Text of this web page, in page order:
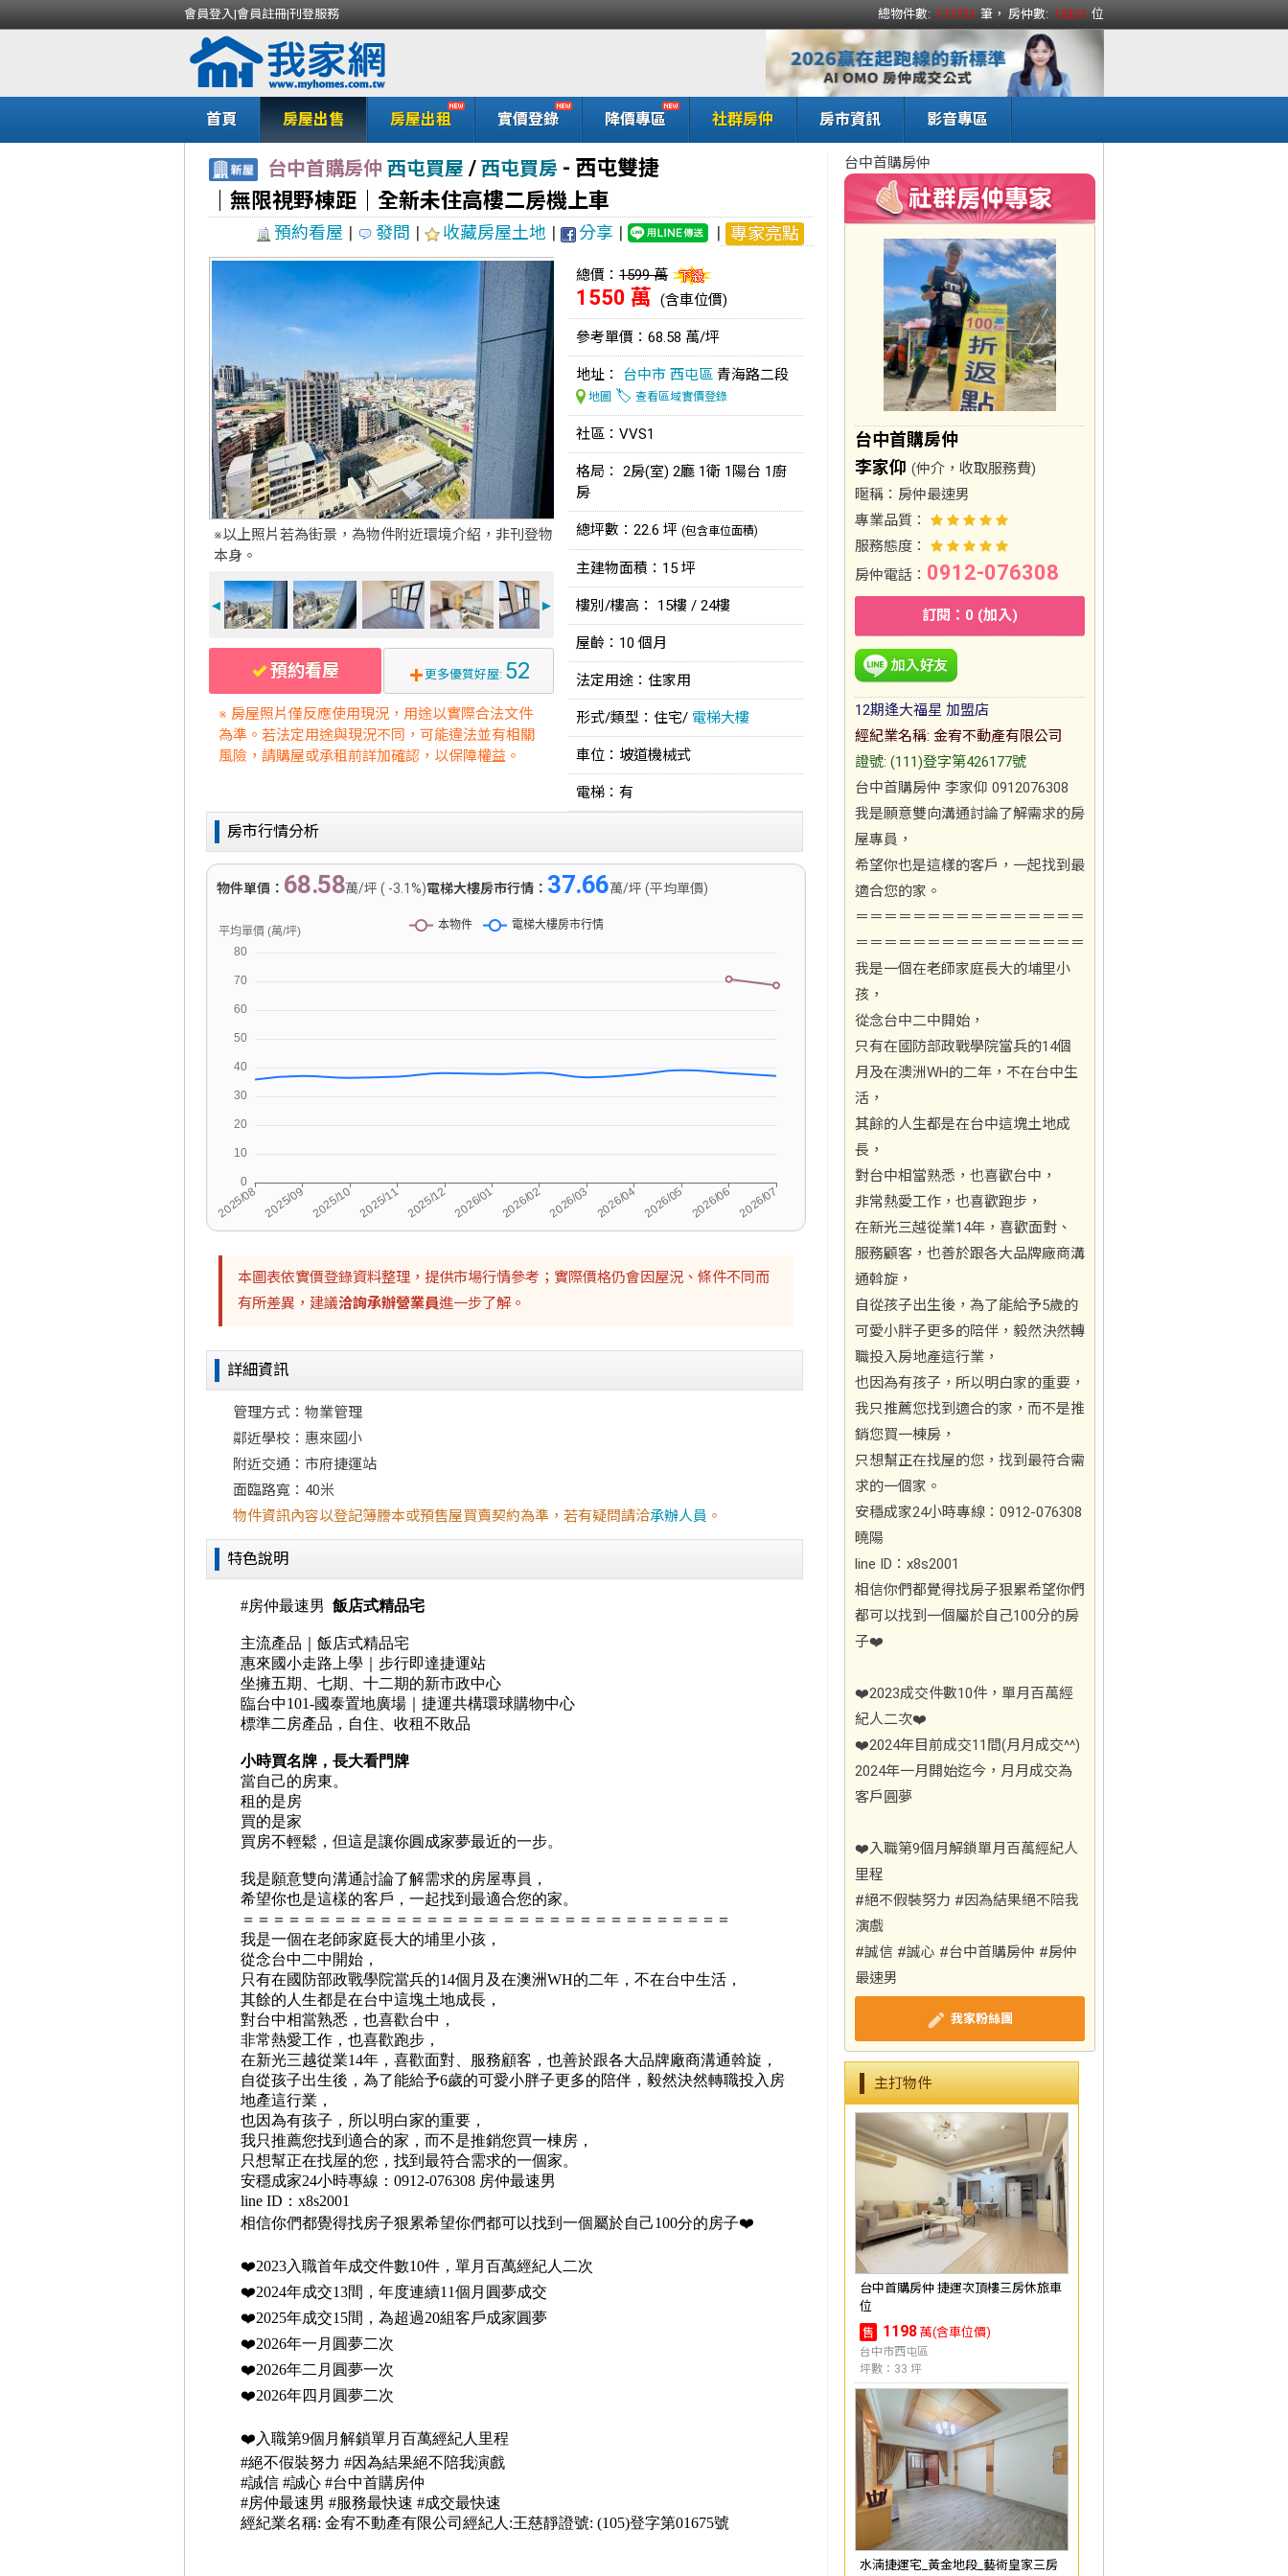
會員登入|會員註冊|刊登服務 總物件數: 111721 筆， 房仲數: 15331 位
首頁 房屋出售 房屋出租 實價登錄 降價專區 社群房仲 房市資訊 影音專區
台中首購房仲 西屯買屋 / 西屯買房 - 西屯雙捷
｜無限視野棟距｜全新未住高樓二房機上車
預約看屋 | 發問 | 收藏房屋土地 | 分享 | | 專家亮點
※以上照片若為街景，為物件附近環境介紹，非刊登物
本身。
◄ ►
預約看屋 更多優質好屋: 52
※ 房屋照片僅反應使用現況，用途以實際合法文件
為準。若法定用途與現況不同，可能違法並有相關
風險，請購屋或承租前詳加確認，以保障權益。
總價： 1599 萬
1550 萬 (含車位價)
參考單價：68.58 萬/坪
地址： 台中市 西屯區 青海路二段
地圖 🏷️ 查看區域實價登錄
社區：VVS1
格局： 2房(室) 2廳 1衛 1陽台 1廚
房
總坪數：22.6 坪 (包含車位面積)
主建物面積：15 坪
樓別/樓高： 15樓 / 24樓
屋齡：10 個月
法定用途：住家用
形式/類型：住宅/ 電梯大樓
車位：坡道機械式
電梯：有
房市行情分析
物件單價： 68.58萬/坪 ( -3.1%)電梯大樓房市行情： 37.66萬/坪 (平均單價)
本圖表依實價登錄資料整理，提供市場行情參考；實際價格仍會因屋況、條件不同而
有所差異，建議洽詢承辦營業員進一步了解。
詳細資訊
管理方式：物業管理
鄰近學校：惠來國小
附近交通：市府捷運站
面臨路寬：40米
物件資訊內容以登記簿謄本或預售屋買賣契約為準，若有疑問請洽承辦人員 。
特色說明
台中首購房仲
台中首購房仲
李家仰 (仲介，收取服務費)
暱稱： 房仲最速男
專業品質：
服務態度：
房仲電話： 0912-076308
訂閱：0 (加入)
12期逢大福星 加盟店
經紀業名稱: 金宥不動產有限公司
證號: (111)登字第426177號
台中首購房仲 李家仰 0912076308
我是願意雙向溝通討論了解需求的房
屋專員，
希望你也是這樣的客戶，一起找到最
適合您的家。
＝＝＝＝＝＝＝＝＝＝＝＝＝＝＝＝
＝＝＝＝＝＝＝＝＝＝＝＝＝＝＝＝
我是一個在老師家庭長大的埔里小
孩，
從念台中二中開始，
只有在國防部政戰學院當兵的14個
月及在澳洲WH的二年，不在台中生
活，
其餘的人生都是在台中這塊土地成
長，
對台中相當熟悉，也喜歡台中，
非常熱愛工作，也喜歡跑步，
在新光三越從業14年，喜歡面對、
服務顧客，也善於跟各大品牌廠商溝
通斡旋，
自從孩子出生後，為了能給予5歲的
可愛小胖子更多的陪伴，毅然決然轉
職投入房地產這行業，
也因為有孩子，所以明白家的重要，
我只推薦您找到適合的家，而不是推
銷您買一棟房，
只想幫正在找屋的您，找到最符合需
求的一個家。
安穩成家24小時專線：0912-076308
曉陽
line ID：x8s2001
相信你們都覺得找房子狠累希望你們
都可以找到一個屬於自己100分的房
子❤️
❤️2023成交件數10件，單月百萬經
紀人二次❤️
❤️2024年目前成交11間(月月成交^^)
2024年一月開始迄今，月月成交為
客戶圓夢
❤️入職第9個月解鎖單月百萬經紀人
里程
#絕不假裝努力 #因為結果絕不陪我
演戲
#誠信 #誠心 #台中首購房仲 #房仲
最速男
我家粉絲團
主打物件
台中首購房仲 捷運次頂樓三房休旅車
位
售 1198 萬(含車位價)
台中市西屯區
坪數：33 坪
水湳捷運宅_黃金地段_藝術皇家三房